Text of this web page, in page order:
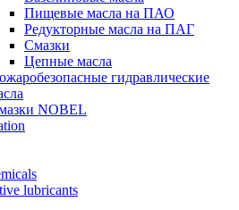
Пищевые масла на ПАО
Редукторные масла на ПАГ
Смазки
Цепные масла
гидравлические
NOBEL
lubricants